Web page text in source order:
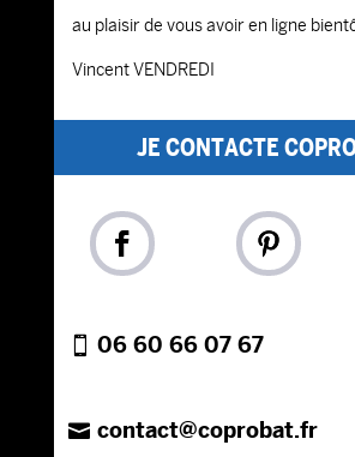
au plaisir de vous avoir en ligne
Vincent VENDREDI
JE CONTACTE
06 60 66 07 67
contact@coprobat.fr